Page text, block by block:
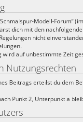
Modell-Forum“
dich mit den
nicht
auf unbestimmte Zeit
Nutzungsrechten
Beitrags erteilst du dem
Punkt 2, Unterpunkt a